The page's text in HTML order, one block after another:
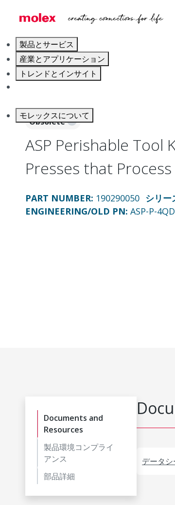
製品とサービス
産業とアプリケーション
トレンドとインサイト
モレックスについて
Obsolete
ASP Perishable Tool
Presses that
PART NUMBER: 190290050 シリー
ENGINEERING/OLD PN: ASP-P-
Documents and
Resources
製品環境コンプライ
アンス
部品詳細
データシ